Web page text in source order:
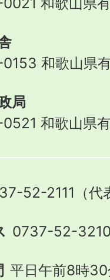
和歌山県
局
和歌山県
52-2111（代
0737-52-3210
平日午前8時